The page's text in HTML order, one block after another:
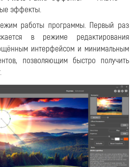
эффекты.
работы программы. Первый раз
в режиме редактирования
интерфейсом и минимальным
позволяющим быстро получить